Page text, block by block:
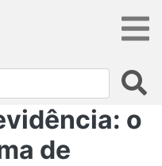
o
de